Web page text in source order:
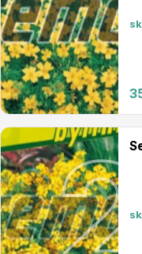
Vřesovištní rostliny
Vánoční stromky v